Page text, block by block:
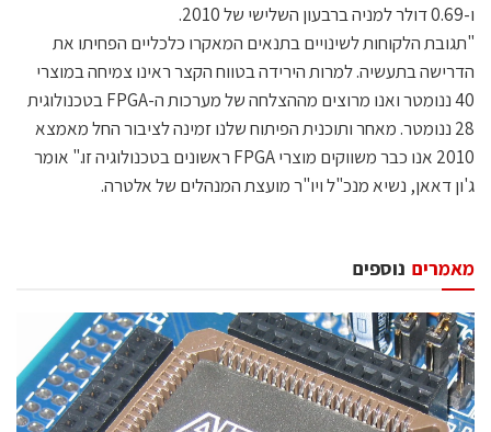
ו-0.69 דולר למניה ברבעון השלישי של 2010.
"תגובת הלקוחות לשינויים בתנאים המאקרו כלכליים הפחיתו את
הדרישה בתעשיה. למרות הירידה בטווח הקצר ראינו צמיחה במוצרי
40 ננומטר ואנו מרוצים מההצלחה של מערכות ה-FPGA בטכנולוגית
28 ננומטר. מאחר ותוכנית הפיתוח שלנו זמינה לציבור החל מאמצא
2010 אנו כבר משווקים מוצרי FPGA ראשונים בטכנולוגיה זו." אומר
ג'ון דאאן, נשיא מנכ"ל ויו"ר מועצת המנהלים של אלטרה.
נוספים מאמרים